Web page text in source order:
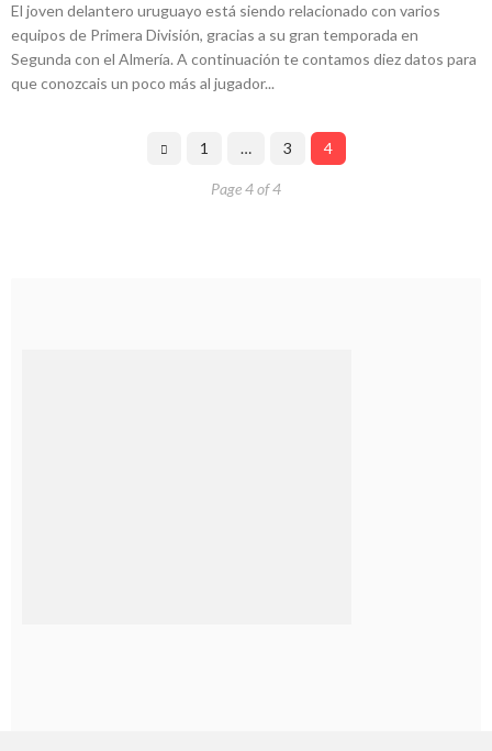
El joven delantero uruguayo está siendo relacionado con varios
equipos de Primera División, gracias a su gran temporada en
Segunda con el Almería. A continuación te contamos diez datos para
que conozcais un poco más al jugador...
1 … 3 4
Page 4 of 4